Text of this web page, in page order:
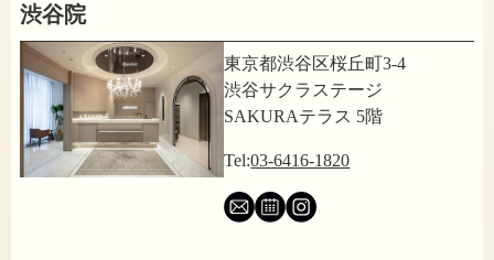
渋谷院
東京都渋谷区桜丘町3-4
渋谷サクラステージ
SAKURAテラス 5階
Tel:03-6416-1820